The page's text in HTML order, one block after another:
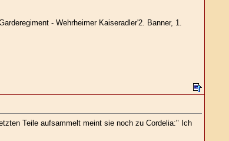
- Wehrheimer Kaiseradler'2. Banner, 1.
Teile aufsammelt meint sie noch zu Cordelia:" Ich